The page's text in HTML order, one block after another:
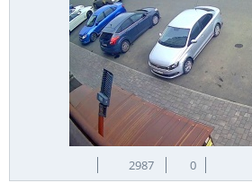
2987 0